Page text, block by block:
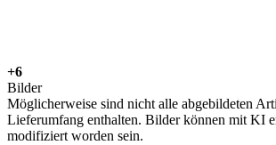
+6
Bilder
Möglicherweise sind nicht alle abgebildeten
Lieferumfang enthalten. Bilder können mit KI
modifiziert worden sein.